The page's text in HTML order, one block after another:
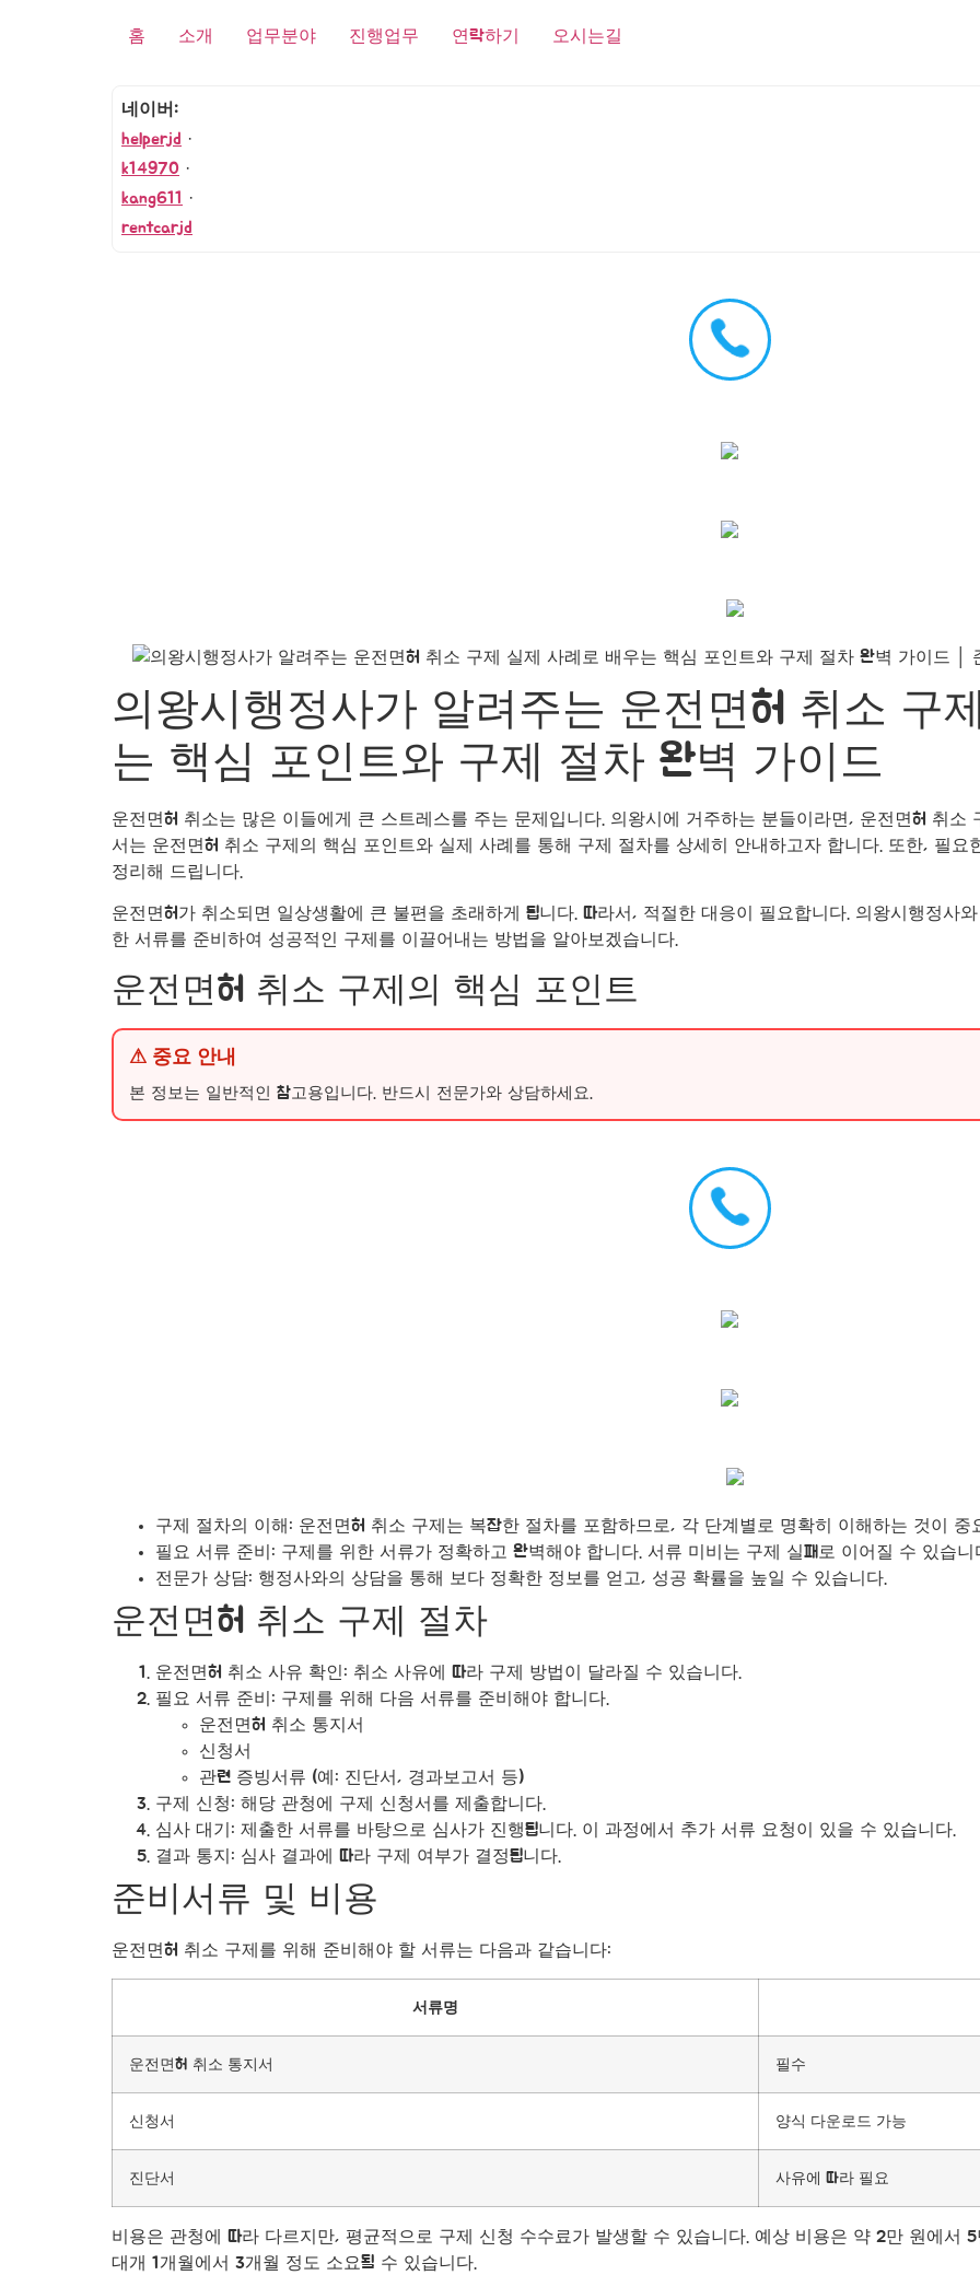
홈 소개 업무분야 진행업무 연락하기 오시는길
네이버:
helperjd
·
k14970 ·
kang611
·
rentcarjd
의왕시행정사가 알려주는 운전면허 취소 구
는 핵심 포인트와 구제 절차 완벽 가이드
운전면허 취소는 많은 이들에게 큰 스트레스를 주는 문제입니다. 의왕시에 거주하는 분들이라면, 운전면허 취소
서는 운전면허 취소 구제의 핵심 포인트와 실제 사례를 통해 구제 절차를 상세히 안내하고자 합니다. 또한, 필
정리해 드립니다.
운전면허가 취소되면 일상생활에 큰 불편을 초래하게 됩니다. 따라서, 적절한 대응이 필요합니다. 의왕시행정사
한 서류를 준비하여 성공적인 구제를 이끌어내는 방법을 알아보겠습니다.
운전면허 취소 구제의 핵심 포인트
⚠ 중요 안내
본 정보는 일반적인 참고용입니다. 반드시 전문가와 상담하세요.
구제 절차의 이해: 운전면허 취소 구제는 복잡한 절차를 포함하므로, 각 단계별로 명확히 이해하는 것이 중
필요 서류 준비: 구제를 위한 서류가 정확하고 완벽해야 합니다. 서류 미비는 구제 실패로 이어질 수 있습니
전문가 상담: 행정사와의 상담을 통해 보다 정확한 정보를 얻고, 성공 확률을 높일 수 있습니다.
운전면허 취소 구제 절차
운전면허 취소 사유 확인: 취소 사유에 따라 구제 방법이 달라질 수 있습니다.
필요 서류 준비: 구제를 위해 다음 서류를 준비해야 합니다.
운전면허 취소 통지서
신청서
관련 증빙서류 (예: 진단서, 경과보고서 등)
구제 신청: 해당 관청에 구제 신청서를 제출합니다.
심사 대기: 제출한 서류를 바탕으로 심사가 진행됩니다. 이 과정에서 추가 서류 요청이 있을 수 있습니다.
결과 통지: 심사 결과에 따라 구제 여부가 결정됩니다.
준비서류 및 비용
운전면허 취소 구제를 위해 준비해야 할 서류는 다음과 같습니다:
서류명
운전면허 취소 통지서 필수
신청서 양식 다운로드 가능
진단서 사유에 따라 필요
비용은 관청에 따라 다르지만, 평균적으로 구제 신청 수수료가 발생할 수 있습니다. 예상 비용은 약 2만 원에서
대개 1개월에서 3개월 정도 소요될 수 있습니다.